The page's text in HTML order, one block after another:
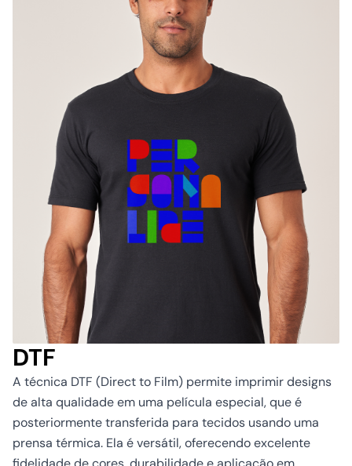
DTF
A técnica DTF (Direct to Film) permite imprimir designs
de alta qualidade em uma película especial, que é
posteriormente transferida para tecidos usando uma
prensa térmica. Ela é versátil, oferecendo excelente